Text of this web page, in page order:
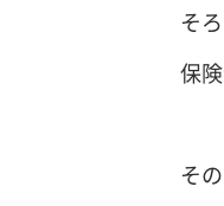
そ
保
そ